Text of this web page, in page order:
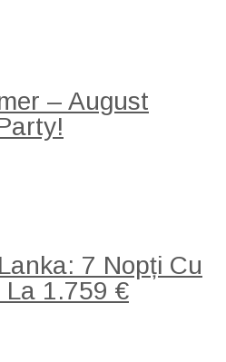
– August
7 Nopți Cu
La 1.759 €